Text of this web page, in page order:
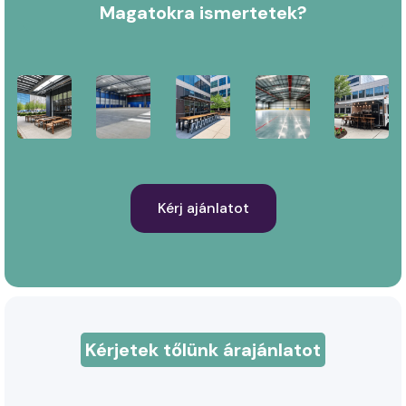
Magatokra ismertetek?
Kérj ajánlatot
Kérjetek tőlünk árajánlatot